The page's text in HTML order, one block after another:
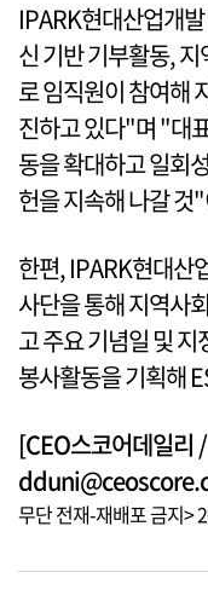
IPARK현대산업개
신 기반 기부활동,
로 임직원이 참여해
진하고 있다"며 "대
동을 확대하고 일회
헌을 지속해 나갈 것
한편, IPARK현대산
사단을 통해 지역사
고 주요 기념일 및
봉사활동을 기획해
[CEO스코어데일리
무단 전재-재배포 금지>